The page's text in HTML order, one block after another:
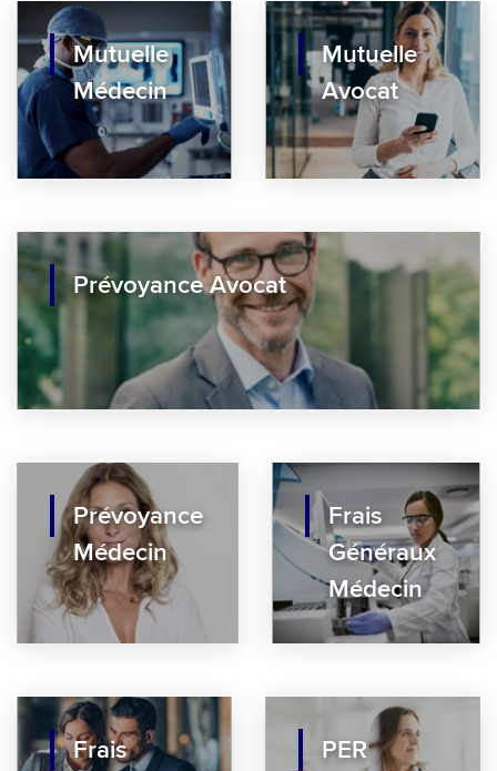
Mutuelle
Médecin
Mutuelle
Avocat
Prévoyance Avocat
Prévoyance
Médecin
Frais
Généraux
Médecin
Frais
PER